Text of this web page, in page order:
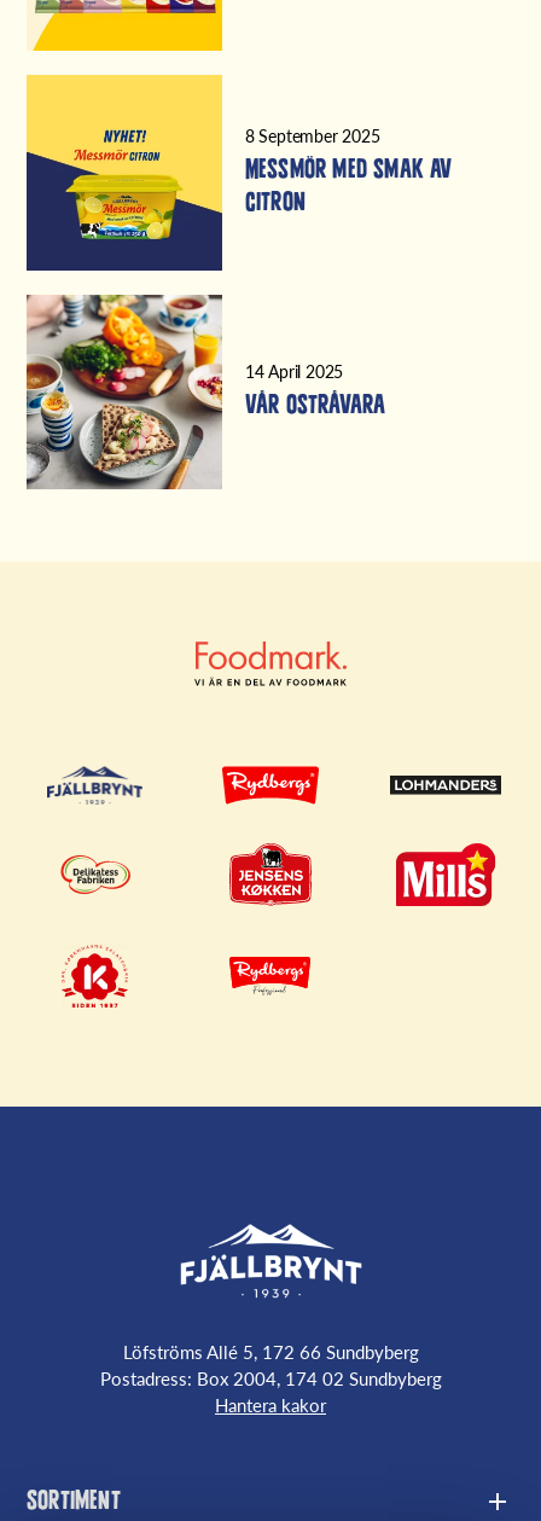
8 September 2025
Messmör med smak av
citron
14 April 2025
Vår ostråvara
Löfströms Allé 5, 172 66 Sundbyberg
Postadress: Box 2004, 174 02 Sundbyberg
Hantera kakor
Sortiment